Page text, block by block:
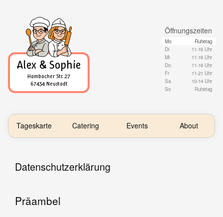
Alex & Sophie
Hambacher Str. 27
67434 Neustadt
Öffnungszeiten
Mo
Ruhetag
Di
11-16 Uhr
Mi
11-16 Uhr
Do
11-16 Uhr
Fr
11-21 Uhr
Sa
10-14 Uhr
So
Ruhetag
Tageskarte Catering Events About
Datenschutzerklärung
Präambel